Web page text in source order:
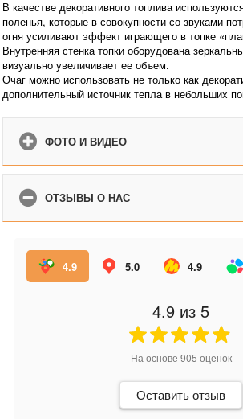
В качестве декоративного топлива
поленья, которые в совокупности со звуками
огня усиливают эффект играющего в топке
Внутренняя стенка топки оборудована
визуально увеличивает ее объем.
Очаг можно использовать не только как
дополнительный источник тепла в небольших
ФОТО И ВИДЕО
ОТЗЫВЫ О НАС
4.9 5.0 4.9
4.9 из 5
На основе 905 оценок
Оставить отзыв